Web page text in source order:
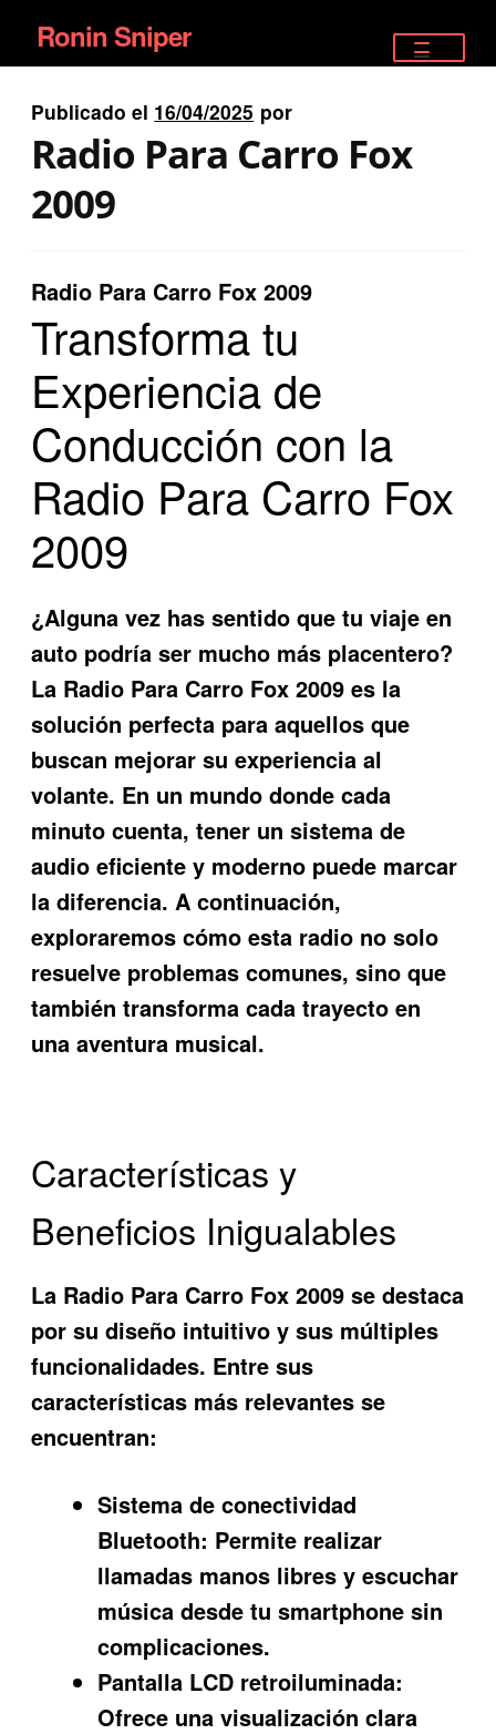
Ir
a
la
navegación
Ir
al
contenido
Ronin Sniper
EQUIPAMIENTO ÉLITE
SATELITALES
Publicado el 16/04/2025 por
Radio Para Carro Fox
2009
Radio Para Carro Fox 2009
Transforma tu
Experiencia de
Conducción con la
Radio Para Carro Fox
2009
¿Alguna vez has sentido que tu viaje en
auto podría ser mucho más placentero?
La Radio Para Carro Fox 2009 es la
solución perfecta para aquellos que
buscan mejorar su experiencia al
volante. En un mundo donde cada
minuto cuenta, tener un sistema de
audio eficiente y moderno puede marcar
la diferencia. A continuación,
exploraremos cómo esta radio no solo
resuelve problemas comunes, sino que
también transforma cada trayecto en
una aventura musical.
Características y
Beneficios Inigualables
La Radio Para Carro Fox 2009 se destaca
por su diseño intuitivo y sus múltiples
funcionalidades. Entre sus
características más relevantes se
encuentran:
Sistema de conectividad
Bluetooth: Permite realizar
llamadas manos libres y escuchar
música desde tu smartphone sin
complicaciones.
Pantalla LCD retroiluminada:
Ofrece una visualización clara